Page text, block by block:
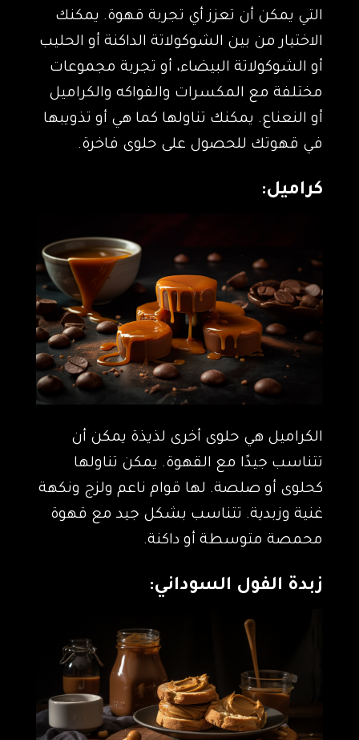
التي يمكن أن تعزز أي تجربة قهوة. يمكنك
الاختيار من بين الشوكولاتة الداكنة أو الحليب
أو الشوكولاتة البيضاء، أو تجربة مجموعات
مختلفة مع المكسرات والفواكه والكراميل
أو النعناع. يمكنك تناولها كما هي أو تذويبها
في قهوتك للحصول على حلوى فاخرة.
كراميل:
الكراميل هي حلوى أخرى لذيذة يمكن أن
تتناسب جيدًا مع القهوة. يمكن تناولها
كحلوى أو صلصة. لها قوام ناعم ولزج ونكهة
غنية وزبدية. تتناسب بشكل جيد مع قهوة
محمصة متوسطة أو داكنة.
زبدة الفول السوداني: